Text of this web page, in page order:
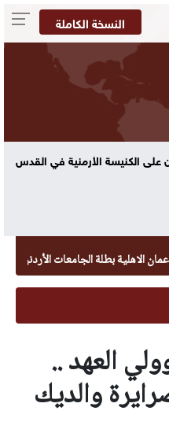
النسخة الكاملة
الكنيسة الأرمنية في القدس
بطلة الجامعات الأردنية في
العهد ..
والديك